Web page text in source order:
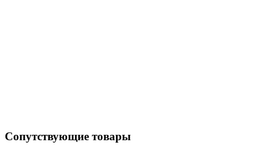
Сопутствующие товары